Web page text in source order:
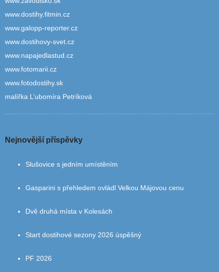
www.dostihy.fitmin.cz
www.galopp-reporter.cz
www.dostihovy-svet.cz
www.napajedlastud.cz
www.fotomarii.cz
www.fotodostihy.sk
malířka L’ubomíra Petríková
Nejnovější příspěvky
Slušovice s jedním umístěním
Gasparini s přehledem ovládl Velkou Májovou cenu
Dvě druhá místa v Kolesách
Start dostihové sezony 2026 úspěšný
PF 2026